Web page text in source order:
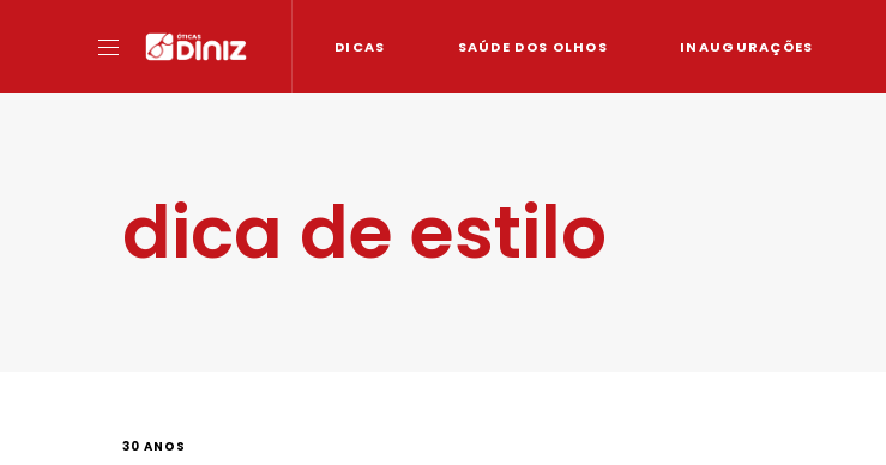
DICAS SAÚDE DOS OLHOS INAUGURAÇÕES
dica de estilo
30 ANOS